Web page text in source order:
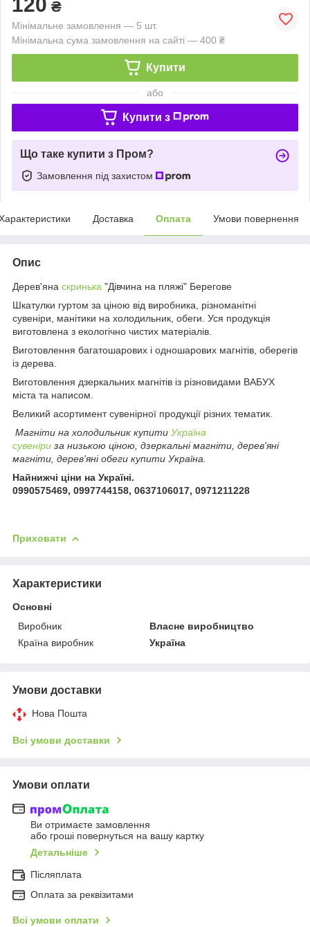
₴
Мінімальне замовлення — 5 шт.
Мінімальна сума замовлення на сайті — 400 ₴
Купити
або
Купити з
Що таке купити з Пром?
Замовлення під захистом
Доставка Оплата Умови повернення
Опис
Дерев'яна скринька "Дівчина на пляжі" Берегове
Шкатулки гуртом за ціною від виробника, різноманітні
сувеніри, манітики на холодильник, обеги. Уся продукція
виготовлена з екологічно чистих матеріалів.
Виготовлення багатошарових і одношарових магнітів, оберегів
із дерева.
Виготовлення дзеркальних магнітів із різновидами ВАБУХ
міста та написом.
Великий асортимент сувенірної продукції різних тематик.
Магніти на холодильник купити Україна
сувеніри за низькою ціною, дзеркальні магніти, дерев'яні
магніти, дерев'яні обеги купити Україна.
Найнижчі ціни на Україні.
0990575469, 0997744158, 0637106017, 0971211228
Приховати
Характеристики
Основні
Виробник
Власне виробництво
Країна виробник
Україна
Умови доставки
Нова Пошта
Всі умови доставки
Умови оплати
Ви отримаєте замовлення
або гроші повернуться на вашу картку
Детальніше
Післяплата
Оплата за реквізитами
Всі умови оплати